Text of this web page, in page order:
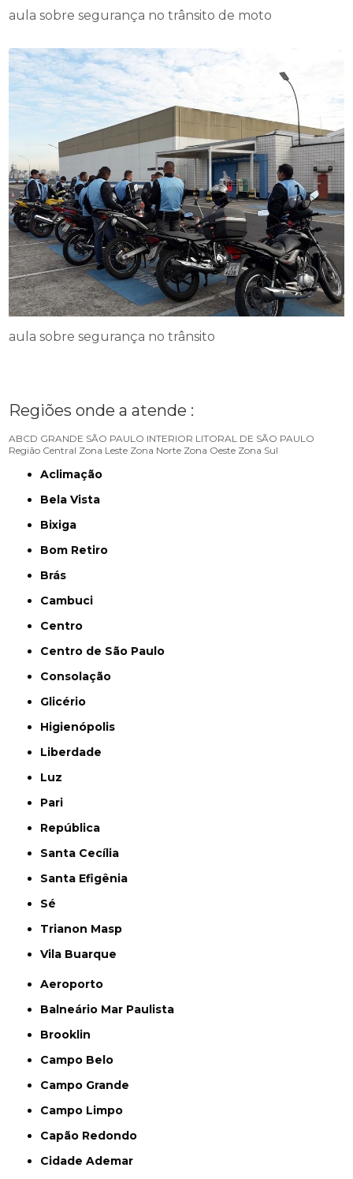
aula sobre segurança no trânsito de moto
aula sobre segurança no trânsito
Regiões onde a atende :
ABCD GRANDE SÃO PAULO INTERIOR LITORAL DE SÃO PAULO
Região Central Zona Leste Zona Norte Zona Oeste Zona Sul
Aclimação
Bela Vista
Bixiga
Bom Retiro
Brás
Cambuci
Centro
Centro de São Paulo
Consolação
Glicério
Higienópolis
Liberdade
Luz
Pari
República
Santa Cecília
Santa Efigênia
Sé
Trianon Masp
Vila Buarque
Aeroporto
Balneário Mar Paulista
Brooklin
Campo Belo
Campo Grande
Campo Limpo
Capão Redondo
Cidade Ademar